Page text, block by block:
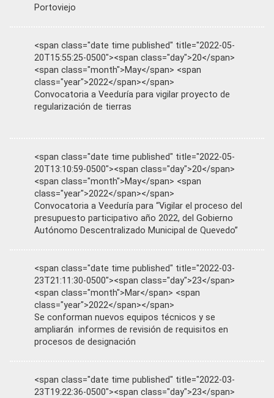
Portoviejo
<span class="date time published" title="2022-05-
20T15:55:25-0500"><span class="day">20</span>
<span class="month">May</span> <span
class="year">2022</span></span>
Convocatoria a Veeduría para vigilar proyecto de
regularización de tierras
<span class="date time published" title="2022-05-
20T13:10:59-0500"><span class="day">20</span>
<span class="month">May</span> <span
class="year">2022</span></span>
Convocatoria a Veeduría para “Vigilar el proceso del
presupuesto participativo año 2022, del Gobierno
Autónomo Descentralizado Municipal de Quevedo”
<span class="date time published" title="2022-03-
23T21:11:30-0500"><span class="day">23</span>
<span class="month">Mar</span> <span
class="year">2022</span></span>
Se conforman nuevos equipos técnicos y se
ampliarán informes de revisión de requisitos en
procesos de designación
<span class="date time published" title="2022-03-
23T19:22:36-0500"><span class="day">23</span>